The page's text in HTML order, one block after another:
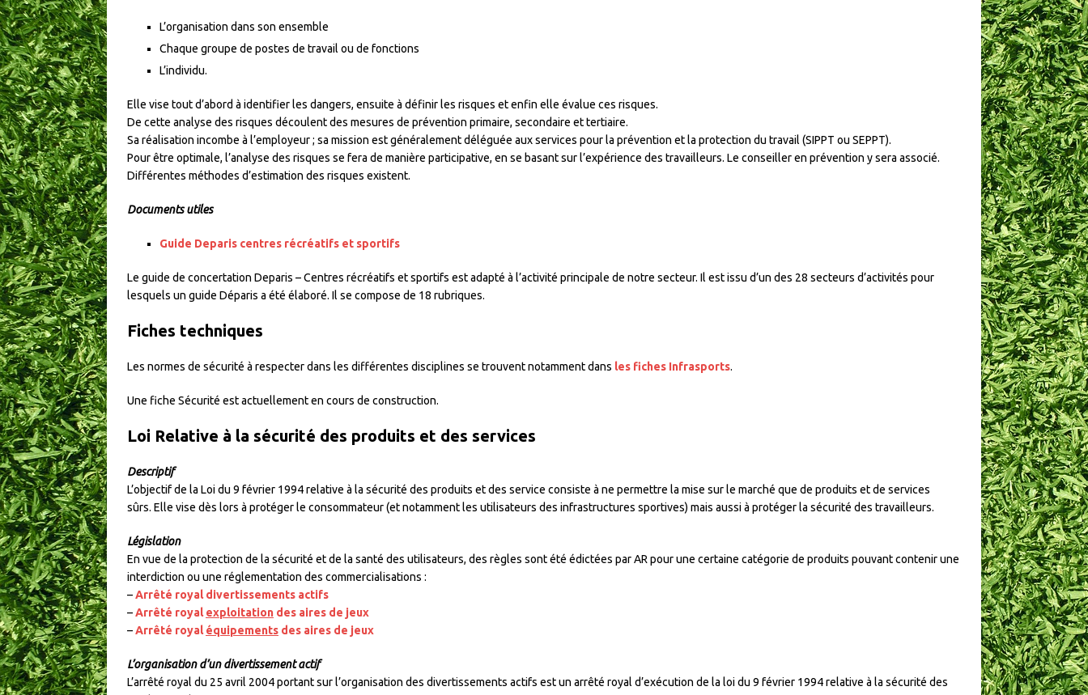
L’organisation dans son ensemble
Chaque groupe de postes de travail ou de fonctions
L’individu.
Elle vise tout d’abord à identifier les dangers, ensuite à définir les risques et enfin elle évalue ces risques.
De cette analyse des risques découlent des mesures de prévention primaire, secondaire et tertiaire.
Sa réalisation incombe à l’employeur ; sa mission est généralement déléguée aux services pour la prévention et la protection du travail (SIPPT ou SEPPT).
Pour être optimale, l’analyse des risques se fera de manière participative, en se basant sur l’expérience des travailleurs. Le conseiller en prévention y sera associé.
Différentes méthodes d’estimation des risques existent.
Documents utiles
Guide Deparis centres récréatifs et sportifs
Le guide de concertation Deparis – Centres récréatifs et sportifs est adapté à l’activité principale de notre secteur. Il est issu d’un des 28 secteurs d’activités pour
lesquels un guide Déparis a été élaboré. Il se compose de 18 rubriques.
Fiches techniques
Les normes de sécurité à respecter dans les différentes disciplines se trouvent notamment dans les fiches Infrasports.
Une fiche Sécurité est actuellement en cours de construction.
Loi Relative à la sécurité des produits et des services
Descriptif
L’objectif de la Loi du 9 février 1994 relative à la sécurité des produits et des service consiste à ne permettre la mise sur le marché que de produits et de services
sûrs. Elle vise dès lors à protéger le consommateur (et notamment les utilisateurs des infrastructures sportives) mais aussi à protéger la sécurité des travailleurs.
Législation
En vue de la protection de la sécurité et de la santé des utilisateurs, des règles sont été édictées par AR pour une certaine catégorie de produits pouvant contenir une
interdiction ou une réglementation des commercialisations :
–Arrêté royal divertissements actifs
–Arrêté royalexploitation des aires de jeux
–Arrêté royaléquipements des aires de jeux
L’organisation d’un divertissement actif
L’arrêté royal du 25 avril 2004 portant sur l’organisation des divertissements actifs est un arrêté royal d’exécution de la loi du 9 février 1994 relative à la sécurité des